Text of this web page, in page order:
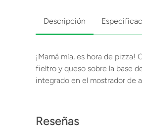
Descripción
¡Mamá mía, es hora de
fieltro y queso sobre la base
integrado en el mostrador de
Reseñas